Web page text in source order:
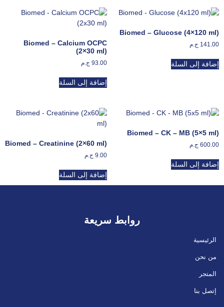
Biomed – Glucose (4×120 ml)
141.00 ج.م
إضافة إلى السلة
Biomed – Calcium OCPC
(2×30 ml)
93.00 ج.م
إضافة إلى السلة
Biomed – CK – MB (5×5 ml)
600.00 ج.م
إضافة إلى السلة
Biomed – Creatinine (2×60 ml)
9.00 ج.م
إضافة إلى السلة
روابط سريعة
الرئيسية
من نحن
المتجر
إتصل بنا